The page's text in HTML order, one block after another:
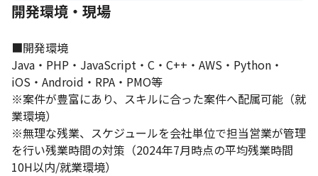
開発環境・現場
■開発環境
Java・PHP・JavaScript・C・C++・AWS・Python・
iOS・Android・RPA・PMO等
※案件が豊富にあり、スキルに合った案件へ配属可能（就
業環境）
※無理な残業、スケジュールを会社単位で担当営業が管理
を行い残業時間の対策（2024年7月時点の平均残業時間
10H以内/就業環境）